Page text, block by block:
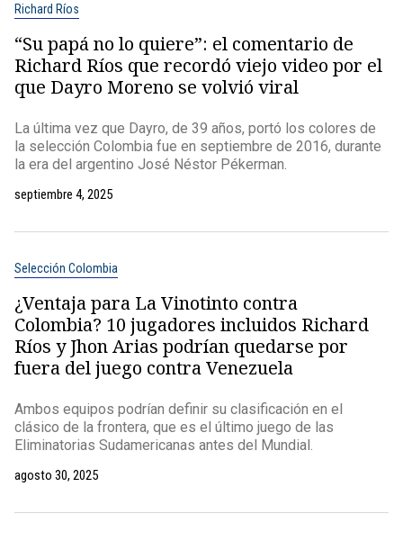
Richard Ríos
“Su papá no lo quiere”: el comentario de
Richard Ríos que recordó viejo video por el
que Dayro Moreno se volvió viral
La última vez que Dayro, de 39 años, portó los colores de
la selección Colombia fue en septiembre de 2016, durante
la era del argentino José Néstor Pékerman.
septiembre 4, 2025
Selección Colombia
¿Ventaja para La Vinotinto contra
Colombia? 10 jugadores incluidos Richard
Ríos y Jhon Arias podrían quedarse por
fuera del juego contra Venezuela
Ambos equipos podrían definir su clasificación en el
clásico de la frontera, que es el último juego de las
Eliminatorias Sudamericanas antes del Mundial.
agosto 30, 2025